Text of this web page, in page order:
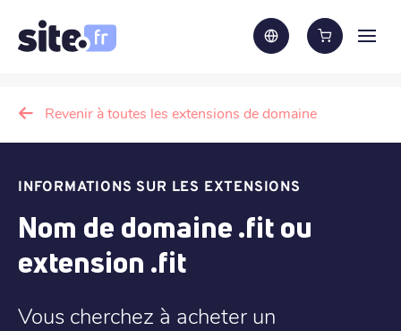
Revenir à toutes les extensions de domaine
INFORMATIONS SUR LES EXTENSIONS
Nom de domaine .fit ou
extension .fit
Vous cherchez à acheter un